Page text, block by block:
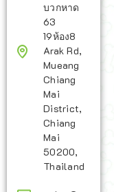
บวกหาด
63
19ห้อง8
Arak Rd,
Mueang
Chiang
Mai
District,
Chiang
Mai
50200,
Thailand